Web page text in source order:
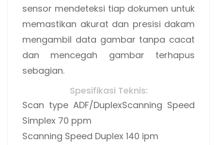
sensor mendeteksi tiap dokumen untuk
memastikan akurat dan presisi dakam
mengambil data gambar tanpa cacat
dan mencegah gambar terhapus
sebagian.
Spesifikasi Teknis:
Scan type ADF/DuplexScanning Speed
Simplex 70 ppm
Scanning Speed Duplex 140 ipm